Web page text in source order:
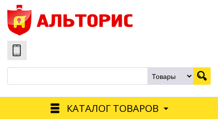
КАТАЛОГ ТОВАРОВ